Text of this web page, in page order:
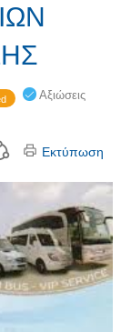
Αξιώσεις
Εκτύπωση